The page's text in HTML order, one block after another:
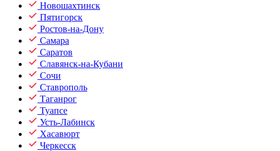
Новошахтинск
Пятигорск
Ростов-на-Дону
Самара
Саратов
Славянск-на-Кубани
Сочи
Ставрополь
Таганрог
Туапсе
Усть-Лабинск
Хасавюрт
Черкесск